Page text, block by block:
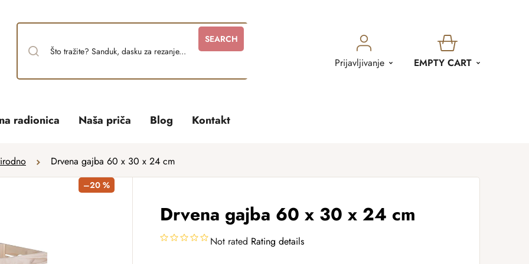
SEARCH
Prijavljivanje
SHOPPING
EMPTY CART
radionica Naša priča Blog Kontakt
Drvena gajba 60 x 30 x 24 cm
Drvena gajba 60 x 30 x 24 cm
Not rated Rating details
–20 %